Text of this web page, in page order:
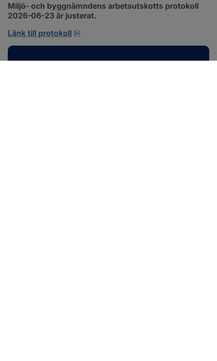
Miljö- och byggnämndens arbetsutskotts protokoll
2026-06-23 är justerat.
Länk till protokoll